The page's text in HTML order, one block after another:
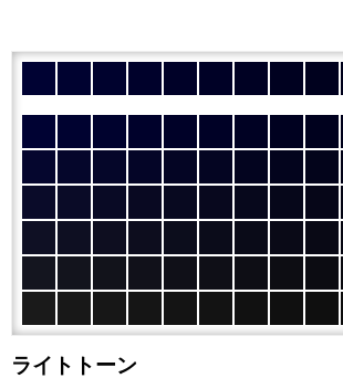
ライトトーン